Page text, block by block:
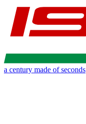
a century made of seconds